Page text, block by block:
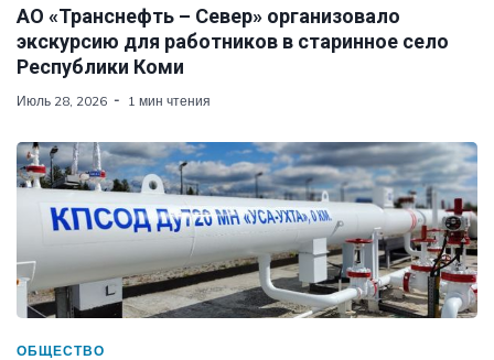
АО «Транснефть – Север» организовало
экскурсию для работников в старинное село
Республики Коми
Июль 28, 2026 1 мин чтения
ОБЩЕСТВО